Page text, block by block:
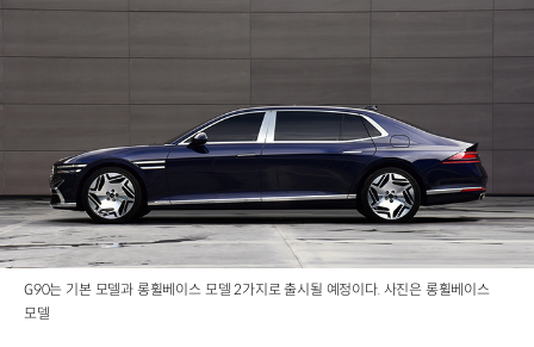
G90는 기본 모델과 롱휠베이스 모델 2가지로 출시될 예정이다. 사진은 롱휠베이스
모델